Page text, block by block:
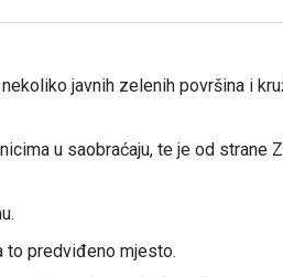
javnih zelenih površina i
u saobraćaju, te je od strane
to predviđeno mjesto.